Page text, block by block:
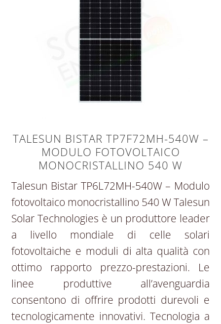
TALESUN BISTAR TP7F72MH-540W –
MODULO FOTOVOLTAICO
MONOCRISTALLINO 540 W
Talesun Bistar TP6L72MH-540W – Modulo
fotovoltaico monocristallino 540 W Talesun
Solar Technologies è un produttore leader
a livello mondiale di celle solari
fotovoltaiche e moduli di alta qualità con
ottimo rapporto prezzo-prestazioni. Le
linee produttive all’avenguardia
consentono di offrire prodotti durevoli e
tecnologicamente innovativi. Tecnologia a